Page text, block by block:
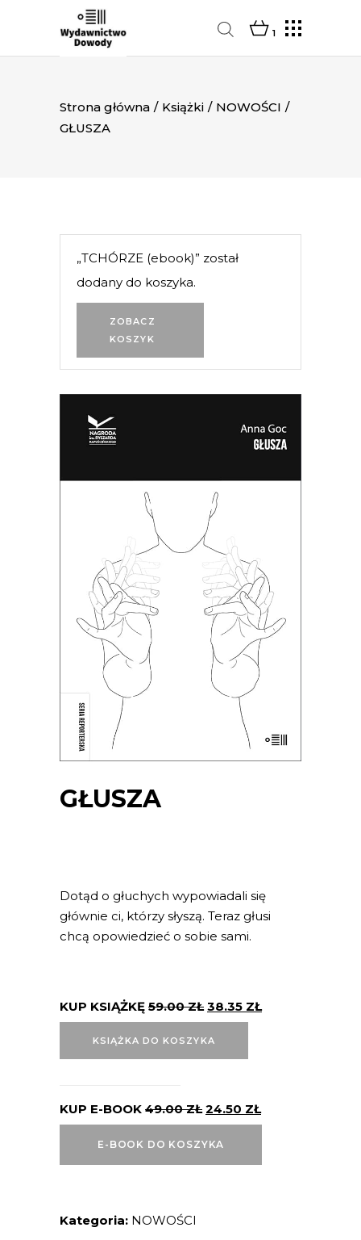
1
Strona główna / Książki / NOWOŚCI /
GŁUSZA
ZOBACZ
KOSZYK
„TCHÓRZE (ebook)” został
dodany do koszyka.
GŁUSZA
Dotąd o głuchych wypowiadali się
głównie ci, którzy słyszą. Teraz głusi
chcą opowiedzieć o sobie sami.
KUP KSIĄŻKĘ 59.00ZŁ 38.35 ZŁ
KSIĄŻKA DO KOSZYKA
KUP E-BOOK 49.00ZŁ 24.50 ZŁ
E-BOOK DO KOSZYKA
Kategoria: NOWOŚCI